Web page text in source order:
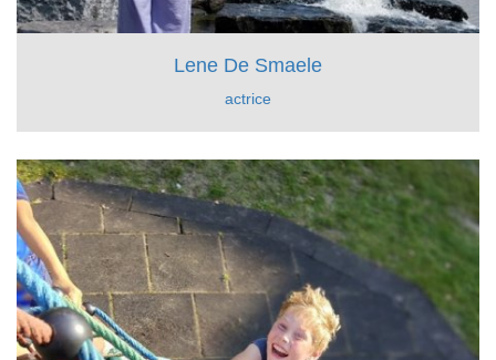
Lene De Smaele
actrice